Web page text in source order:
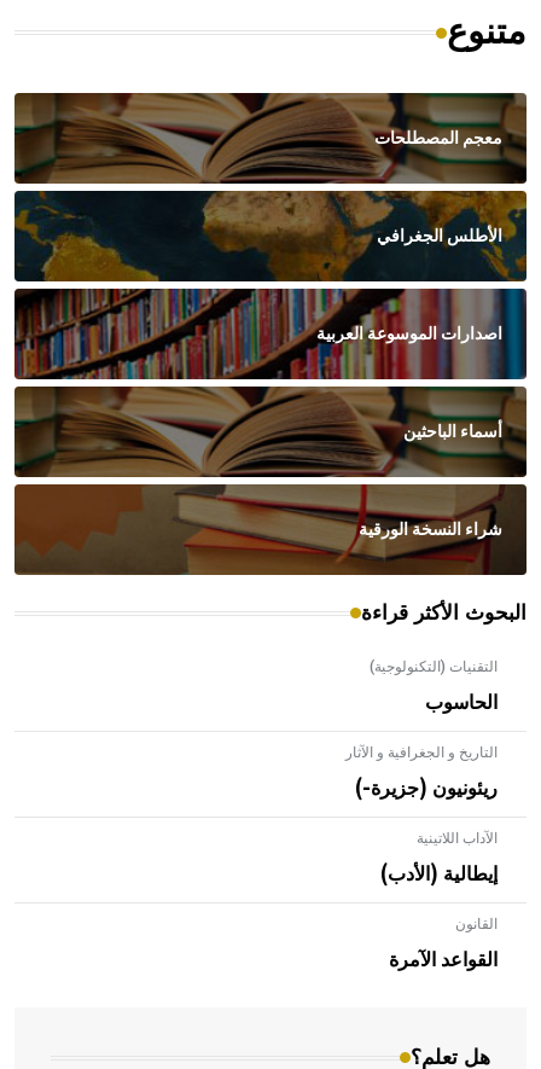
متنوع
معجم المصطلحات
الأطلس الجغرافي
اصدارات الموسوعة العربية
أسماء الباحثين
شراء النسخة الورقية
البحوث الأكثر قراءة
التقنيات (التكنولوجية)
الحاسوب
التاريخ و الجغرافية و الآثار
ريئونيون (جزيرة-)
الآداب اللاتينية
إيطالية (الأدب)
القانون
القواعد الآمرة
هل تعلم؟
- هل تعلم أن الأبلق نوع من الفنون الهندسية التي ارتبطت
بالعمارة الإسلامية في بلاد الشام ومصر خاصة، حيث يحرص
المعمار على بناء مداميكه وخاصة في الواجهات